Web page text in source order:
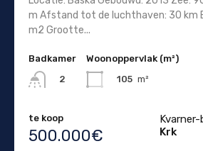
m Afstand tot de luchthaven: 30 km
m2 Grootte...
Badkamer
2
Woonoppervlak (m²)
105 m²
te koop
500.000€
Kvarner-
Krk